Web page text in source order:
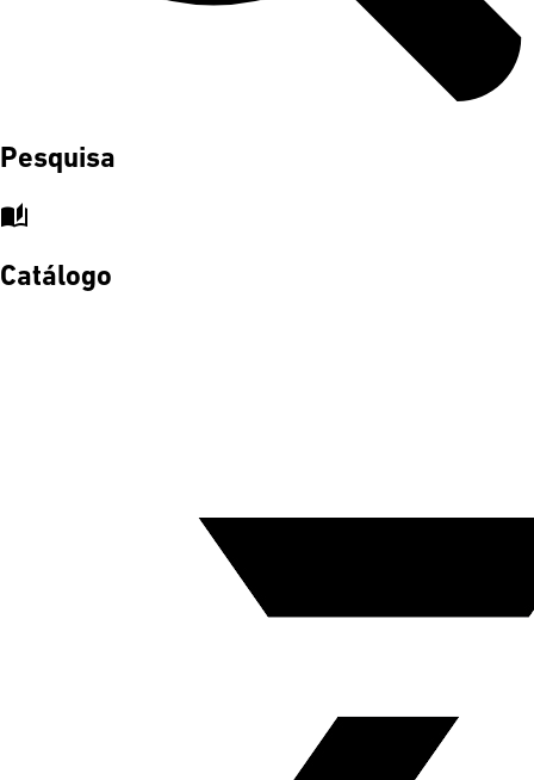
Pesquisa
auto_stories
Catálogo